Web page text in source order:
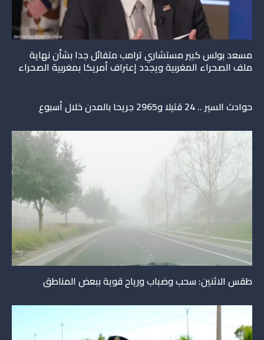
مسعد بولس كبير مستشاري ترامب متفائل جدا بشأن نهاية
ملف الصحراء المغربية ويجدد إعتراف أمريكا بمغربية الصحراء
حوادث السير .. 24 قتيلا و2965 جريحا بالمدن ‏خلال أسبوع
طقس الاثنين: سحب وضباب ورياح قوية ببعض المناطق